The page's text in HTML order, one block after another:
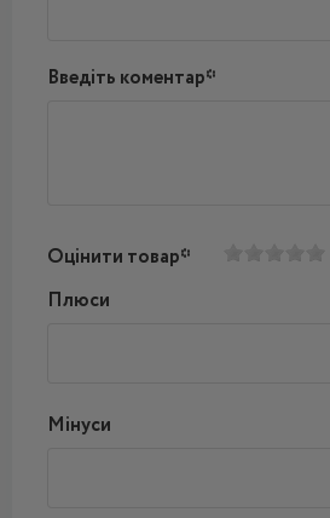
Введіть коментар*
Оцінити товар*
Плюси
Мінуси